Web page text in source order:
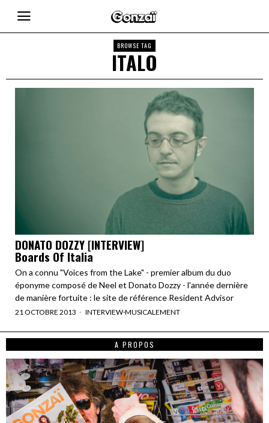
BROWSE TAG
ITALO
DONATO DOZZY [INTERVIEW]
Boards Of Italia
On a connu "Voices from the Lake" - premier album du duo
éponyme composé de Neel et Donato Dozzy - l'année dernière
de manière fortuite : le site de référence Resident Advisor
21 OCTOBRE 2013 INTERVIEW·MUSICALEMENT
A PROPOS